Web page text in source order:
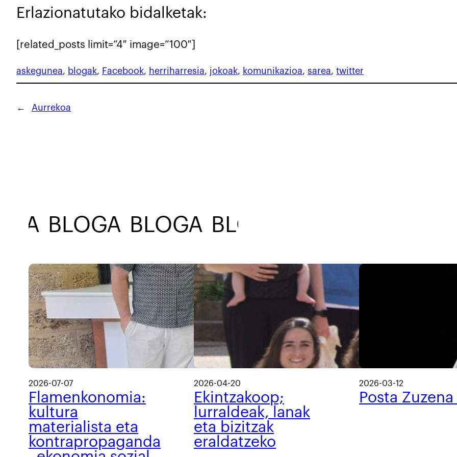
Erlazionatutako bidalketak:
[related_posts limit=”4″ image=”100″]
askegunea, blogak, Facebook, herriharresia, jokoak, komunikazioa, sarea, twitter
← Aurrekoa
BLOGA BLOGA BLOGA
2026-07-07
Flamenkonomia:
kultura
materialista eta
kontrapropaganda
2026-04-20
Ekintzakoop;
lurraldeak, lanak
eta bizitzak
eraldatzeko
2026-03-12
Posta